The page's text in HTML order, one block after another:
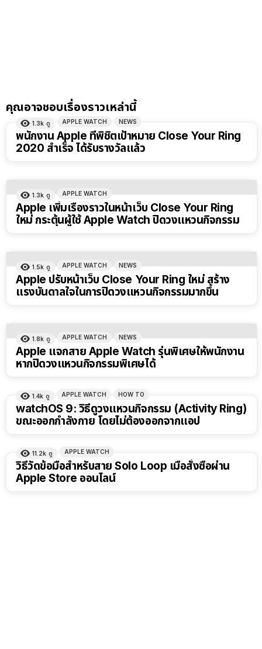
คุณอาจชอบเรื่องราวเหล่านี้
1.3k ดู APPLE WATCH NEWS
พนักงาน Apple ที่พิชิตเป้าหมาย Close Your Ring
2020 สำเร็จ ได้รับรางวัลแล้ว
1.3k ดู APPLE WATCH
Apple เพิ่มเรื่องราวในหน้าเว็บ Close Your Ring
ใหม่ กระตุ้นผู้ใช้ Apple Watch ปิดวงแหวนกิจกรรม
1.5k ดู APPLE WATCH NEWS
Apple ปรับหน้าเว็บ Close Your Ring ใหม่ สร้าง
แรงบันดาลใจในการปิดวงแหวนกิจกรรมมากขึ้น
1.8k ดู APPLE WATCH NEWS
Apple แจกสาย Apple Watch รุ่นพิเศษให้พนักงาน
หากปิดวงแหวนกิจกรรมพิเศษได้
1.4k ดู APPLE WATCH HOW TO
watchOS 9: วิธีดูวงแหวนกิจกรรม (Activity Ring)
ขณะออกกำลังกาย โดยไม่ต้องออกจากแอป
11.2k ดู APPLE WATCH
วิธีวัดข้อมือสำหรับสาย Solo Loop เมื่อสั่งซื้อผ่าน
Apple Store ออนไลน์